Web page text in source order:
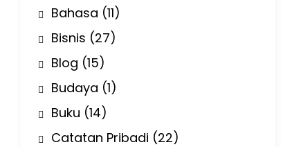
Bahasa (11)
Bisnis (27)
Blog (15)
Budaya (1)
Buku (14)
Catatan Pribadi (22)